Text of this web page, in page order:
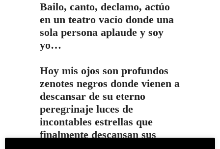
Bailo, canto, declamo, actúo
en un teatro vacío donde una
sola persona aplaude y soy
yo…
Hoy mis ojos son profundos
zenotes negros donde vienen a
descansar de su eterno
peregrinaje luces de
incontables estrellas que
finalmente descansan sus